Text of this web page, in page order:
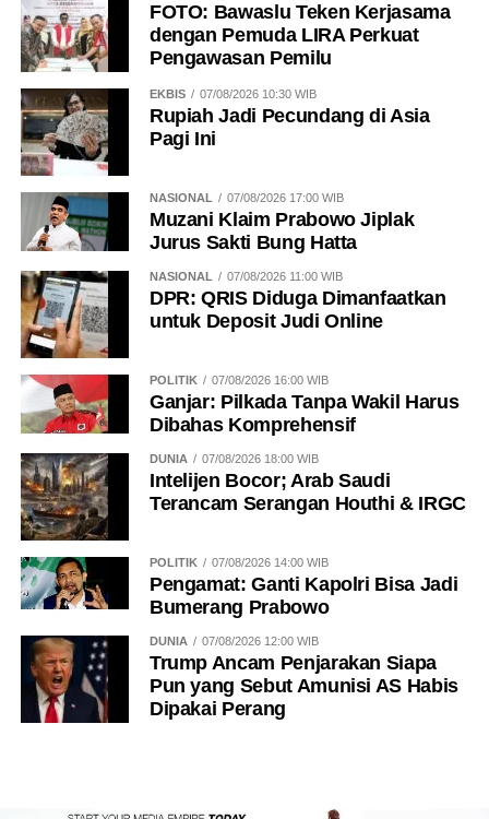
FOTO: Bawaslu Teken Kerjasama
dengan Pemuda LIRA Perkuat
Pengawasan Pemilu
EKBIS 07/08/2026 10:30 WIB
Rupiah Jadi Pecundang di Asia
Pagi Ini
NASIONAL 07/08/2026 17:00 WIB
Muzani Klaim Prabowo Jiplak
Jurus Sakti Bung Hatta
NASIONAL 07/08/2026 11:00 WIB
DPR: QRIS Diduga Dimanfaatkan
untuk Deposit Judi Online
POLITIK 07/08/2026 16:00 WIB
Ganjar: Pilkada Tanpa Wakil Harus
Dibahas Komprehensif
DUNIA 07/08/2026 18:00 WIB
Intelijen Bocor; Arab Saudi
Terancam Serangan Houthi & IRGC
POLITIK 07/08/2026 14:00 WIB
Pengamat: Ganti Kapolri Bisa Jadi
Bumerang Prabowo
DUNIA 07/08/2026 12:00 WIB
Trump Ancam Penjarakan Siapa
Pun yang Sebut Amunisi AS Habis
Dipakai Perang